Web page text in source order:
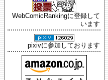
WebComicRankingに登録して
います
pixivに参加しております